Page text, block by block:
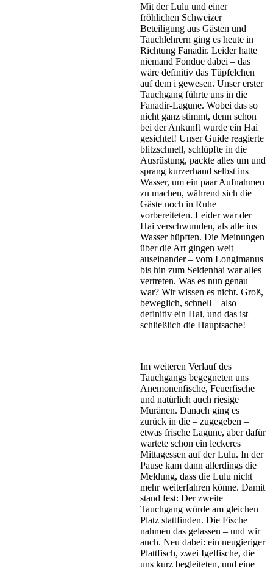
Mit der Lulu und einer
fröhlichen Schweizer
Beteiligung aus Gästen und
Tauchlehrern ging es heute in
Richtung Fanadir. Leider hatte
niemand Fondue dabei – das
wäre definitiv das Tüpfelchen
auf dem i gewesen. Unser erster
Tauchgang führte uns in die
Fanadir-Lagune. Wobei das so
nicht ganz stimmt, denn schon
bei der Ankunft wurde ein Hai
gesichtet! Unser Guide reagierte
blitzschnell, schlüpfte in die
Ausrüstung, packte alles um und
sprang kurzerhand selbst ins
Wasser, um ein paar Aufnahmen
zu machen, während sich die
Gäste noch in Ruhe
vorbereiteten. Leider war der
Hai verschwunden, als alle ins
Wasser hüpften. Die Meinungen
über die Art gingen weit
auseinander – vom Longimanus
bis hin zum Seidenhai war alles
vertreten. Was es nun genau
war? Wir wissen es nicht. Groß,
beweglich, schnell – also
definitiv ein Hai, und das ist
schließlich die Hauptsache!
Im weiteren Verlauf des
Tauchgangs begegneten uns
Anemonenfische, Feuerfische
und natürlich auch riesige
Muränen. Danach ging es
zurück in die – zugegeben –
etwas frische Lagune, aber dafür
wartete schon ein leckeres
Mittagessen auf der Lulu. In der
Pause kam dann allerdings die
Meldung, dass die Lulu nicht
mehr weiterfahren könne. Damit
stand fest: Der zweite
Tauchgang würde am gleichen
Platz stattfinden. Die Fische
nahmen das gelassen – und wir
auch. Neu dabei: ein neugieriger
Plattfisch, zwei Igelfische, die
uns kurz begleiteten, und eine